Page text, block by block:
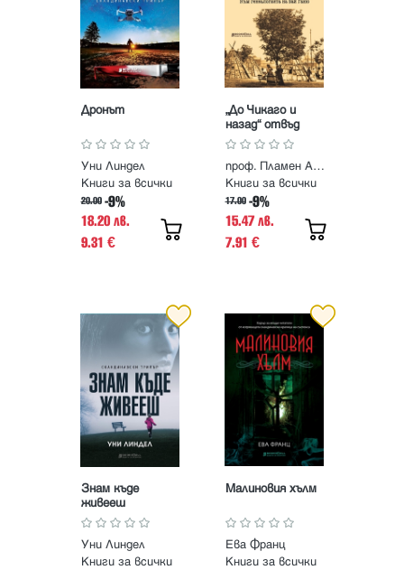
Дронът
Уни Линдел
Книги за всички
20.00 -9%
18.20 лв.
9.31 €
„До Чикаго и
назад“ отвъд
пътеписа - Към
генеалогията на
Бай Ганю
проф. Пламен Антов
Книги за всички
17.00 -9%
15.47 лв.
7.91 €
Знам къде
живееш
Уни Линдел
Книги за всички
Малиновия хълм
Ева Франц
Книги за всички